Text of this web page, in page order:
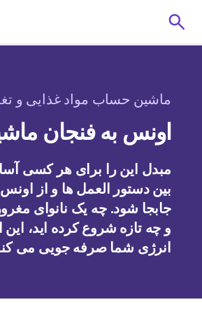
ماشین حساب مواد غذایی و
اونس به فنجان
مبدل این را برای هر کسی
بین دستور العمل ها و از
جابجا شود. چه یک نانوای
و چه تازه شروع کرده اید،
انرژی شما صرفه جویی می